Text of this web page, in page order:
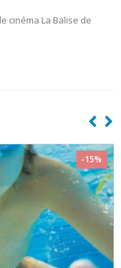
cinéma La Balise de
-15%